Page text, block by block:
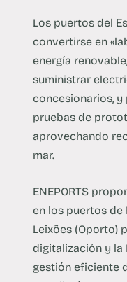
Los puertos del
convertirse en
energía
suministrar
concesionarios,
pruebas de
aprovechando
mar.
ENEPORTS
en los puertos de
Leixões (Oporto)
digitalización y la
gestión eficiente